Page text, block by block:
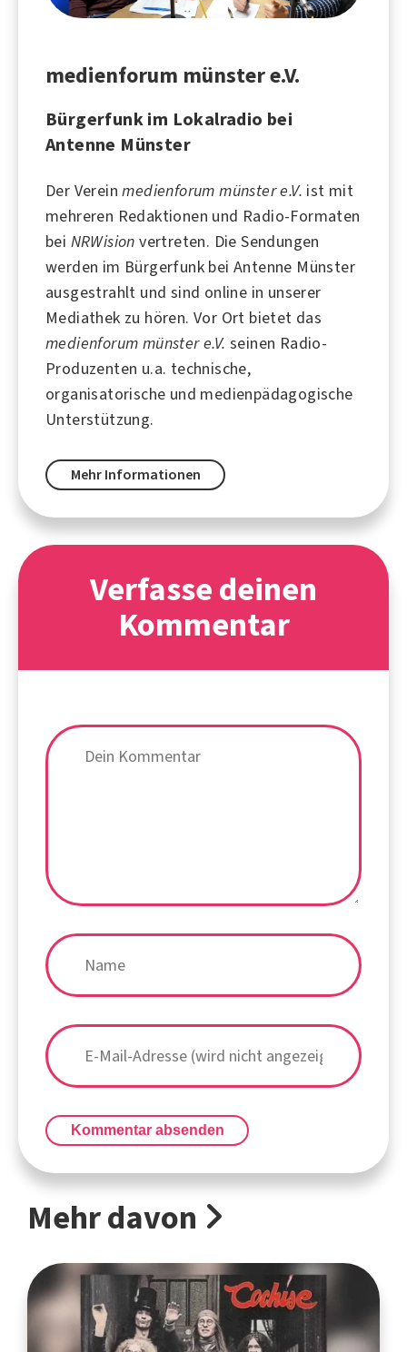
medienforum münster e.V.
Bürgerfunk im Lokalradio bei
Antenne Münster
Der Vereinmedienforum münster e.V. ist mit
mehreren Redaktionen und Radio-Formaten
bei NRWision vertreten. Die Sendungen
werden im Bürgerfunk bei Antenne Münster
ausgestrahlt und sind online in unserer
Mediathek zu hören. Vor Ort bietet das
medienforum münster e.V. seinen Radio-
Produzenten u.a. technische,
organisatorische und medienpädagogische
Unterstützung.
Mehr Informationen
Verfasse deinen
Kommentar
Kommentar absenden
Mehr davon